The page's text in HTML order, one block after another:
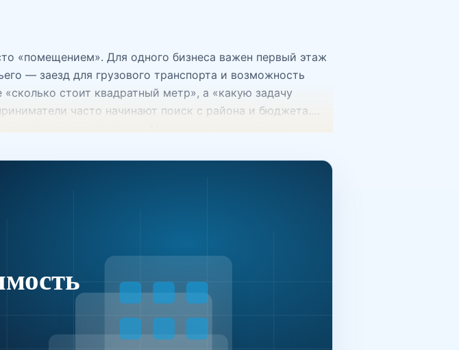
«помещением». Для одного бизнеса важен первый этаж
— заезд для грузового транспорта и возможность
стоит квадратный метр», а «какую задачу
часто начинают поиск с района и бюджета.
доступность, планировка и ощущение надежного
под реальную операционную модель бизнеса. Основные
охрану и доступность для клиентов. Торговые
с улицы, первый этаж, поток, возможность поставить
линии дает бизнесу больше, чем большой
проверки технических деталей: заезд, ворота,
график доступа. Здесь ошибка в мелочи может
и образовательная недвижимость — самые